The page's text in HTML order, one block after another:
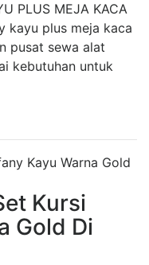
PLUS MEJA KACA
kayu plus meja kaca
pusat sewa alat
kebutuhan untuk
Kursi
Gold Di